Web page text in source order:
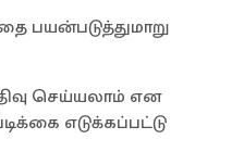
பயன்படுத்துமாறு
செய்யலாம் என
எடுக்கப்பட்டு